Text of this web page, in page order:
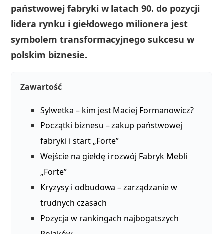
państwowej fabryki w latach 90. do pozycji
lidera rynku i giełdowego milionera jest
symbolem transformacyjnego sukcesu w
polskim biznesie.
Zawartość
Sylwetka – kim jest Maciej Formanowicz?
Początki biznesu – zakup państwowej
fabryki i start „Forte”
Wejście na giełdę i rozwój Fabryk Mebli
„Forte”
Kryzysy i odbudowa – zarządzanie w
trudnych czasach
Pozycja w rankingach najbogatszych